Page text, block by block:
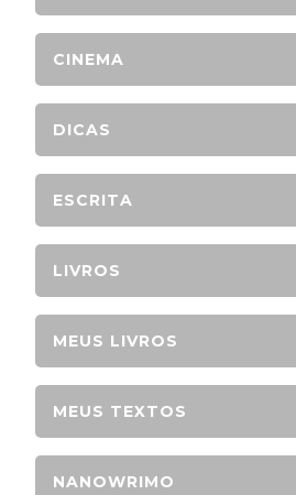
CINEMA
DICAS
ESCRITA
LIVROS
MEUS LIVROS
MEUS TEXTOS
NANOWRIMO